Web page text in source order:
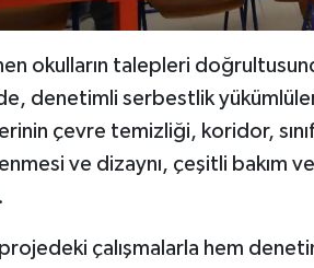
okulların talepleri
denetimli serbestlik
çevre temizliği, koridor,
ve dizaynı, çeşitli bakım
çalışmalarla hem